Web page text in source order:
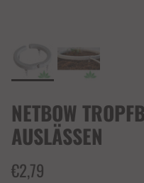
NETBOW
AUSLÄSSEN
€2,79